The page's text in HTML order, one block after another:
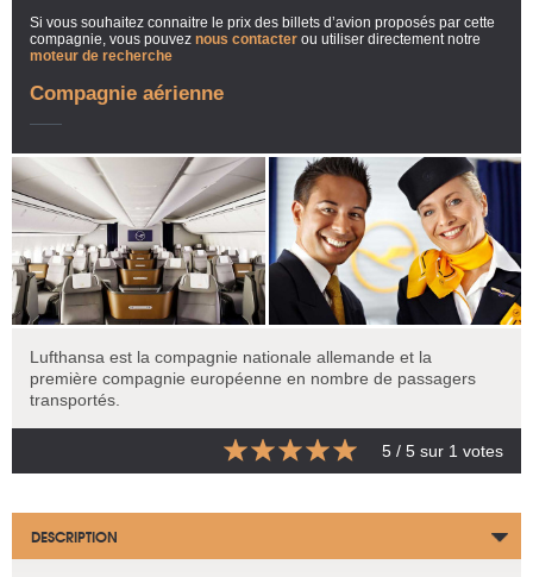
Si vous souhaitez connaitre le prix des billets d’avion proposés par cette
compagnie, vous pouvez nous contacter ou utiliser directement notre
moteur de recherche
Compagnie aérienne
Lufthansa est la compagnie nationale allemande et la
première compagnie européenne en nombre de passagers
transportés.
5 / 5 sur 1 votes
DESCRIPTION